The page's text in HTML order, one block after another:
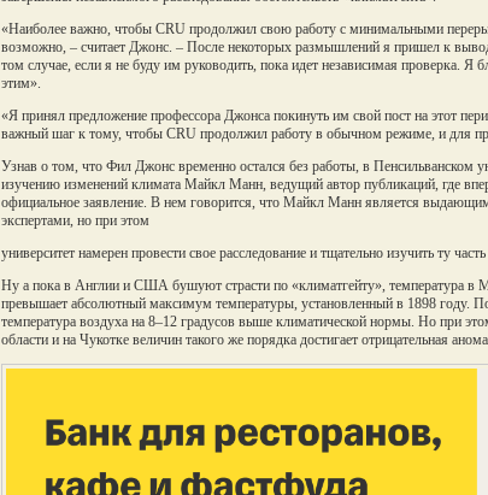
«Наиболее важно, чтобы CRU продолжил свою работу с минимальными
возможно, – считает Джонс. – После некоторых размышлений я пришел к
том случае, если я не буду им руководить, пока идет независимая проверка. Я
этим».
«Я принял предложение профессора Джонса покинуть им свой пост на этот
важный шаг к тому, чтобы CRU продолжил работу в обычном режиме, и для
Узнав о том, что Фил Джонс временно остался без работы, в Пенсильванском
изучению изменений климата Майкл Манн, ведущий автор публикаций, где
официальное заявление. В нем говорится, что Майкл Манн является
экспертами, но при этом
университет намерен провести свое расследование и тщательно изучить ту
Ну а пока в Англии и США бушуют страсти по «климатгейту», температура в
превышает абсолютный максимум температуры, установленный в 1898 году.
температура воздуха на 8–12 градусов выше климатической нормы. Но при
области и на Чукотке величин такого же порядка достигает отрицательная